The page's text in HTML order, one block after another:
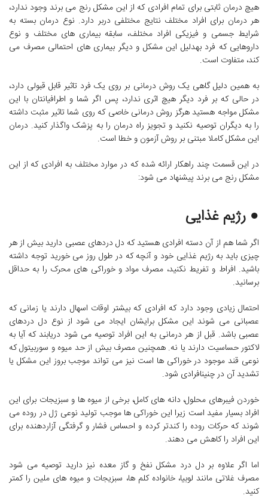
هیچ درمان ثابتی برای تمام افرادی که از این مشکل رنج می برند وجود ندارد،
هر درمان برای افراد مختلف نتایج مختلفی دربر دارد. نوع درمان بسته به
شرایط جسمی و فیزیکی افراد مختلف، سابقه بیماری های مختلف و نوع
داروهایی که فرد بهدلیل این مشکل و دیگر بیماری های احتمالی مصرف می
کند، متفاوت است.
به همین دلیل گاهی یک روش درمانی بر روی یک فرد تاثیر قابل قبولی دارد،
در حالی که بر فرد دیگر هیچ اثری ندارد، پس اگر شما و اطرافیانتان با این
مشکل مواجه هستید هرگز روش درمانی خاصی که روی شما تاثیر مثبت داشته
را به دیگران توصیه نکنید و تجویز راه درمان را به پزشک واگذار کنید. درمان
این مشکل کاملا مبتنی بر روش آزمون و خطا است.
در این قسمت چند راهکار ارائه شده که در موارد مختلف به افرادی که از این
مشکل رنج می برند پیشنهاد می شود:
● رژیم غذایی
اگر شما هم از آن دسته افرادی هستید که دل دردهای عصبی دارید بیش از هر
چیزی باید به رژیم غذایی خود و آنچه که در طول روز می خورید توجه داشته
باشید. افراط و تفریط نکنید، مصرف مواد و خوراکی های محرک را به حداقل
برسانید.
احتمال زیادی وجود دارد که افرادی که بیشتر اوقات اسهال دارند یا زمانی که
عصبانی می شوند این مشکل برایشان ایجاد می شود از نوع دل دردهای
عصبی باشد. قبل از هر درمانی به این افراد توصیه می شود دریابند که آیا به
لاکتور حساسیت دارند یا نه. همچنین مصرف بیش از حد میوه و سوربیتول که
نوعی قند موجود در خوراکی ها است نیز می تواند موجب بروز این مشکل یا
تشدید آن در چنینافرادی شود.
خوردن فیبرهای محلول، دانه های کامل، برخی از میوه ها و سبزیجات برای این
افراد بسیار مفید است زیرا این خوراکی ها موجب تولید نوعی ژل در روده می
شوند که حرکات روده را کندتر کرده و احساس فشار و گرفتگی آزاردهنده برای
این افراد را کاهش می دهند.
اما اگر علاوه بر دل درد مشکل نفخ و گاز معده نیز دارید توصیه می شود
مصرف غلاتی مانند لوبیا، خانواده کلم ها، سبزیجات و میوه های ملین را کمتر
کنید.